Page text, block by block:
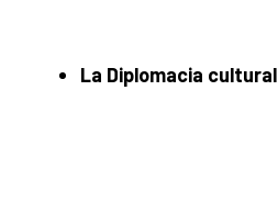
La Diplomacia cultural